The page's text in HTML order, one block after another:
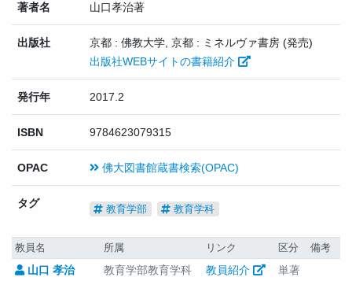
著者名 山口孝治著
出版社
京都 : 佛教大学, 京都 : ミネルヴァ書房 (発売)
出版社WEBサイトの書籍紹介
発行年 2017.2
ISBN 9784623079315
OPAC 佛大図書館蔵書検索(OPAC)
タグ 教育学部 教育学科
教員名 所属 リンク 区分 備考
山口 孝治 教育学部教育学科 教員紹介 単著